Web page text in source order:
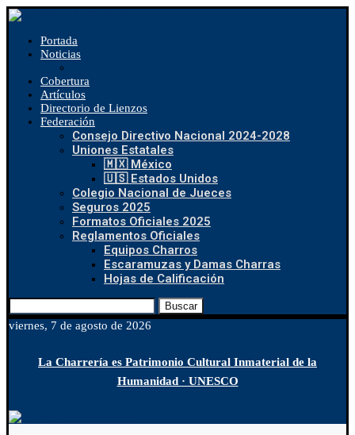
Portada
Noticias
Cobertura
Artículos
Directorio de Lienzos
Federación
Consejo Directivo Nacional 2024-2028
Uniones Estatales
🇲🇽 México
🇺🇸 Estados Unidos
Colegio Nacional de Jueces
Seguros 2025
Formatos Oficiales 2025
Reglamentos Oficiales
Equipos Charros
Escaramuzas y Damas Charras
Hojas de Calificación
Buscar
viernes, 7 de agosto de 2026
La Charrería es Patrimonio Cultural Inmaterial de la
Humanidad · UNESCO